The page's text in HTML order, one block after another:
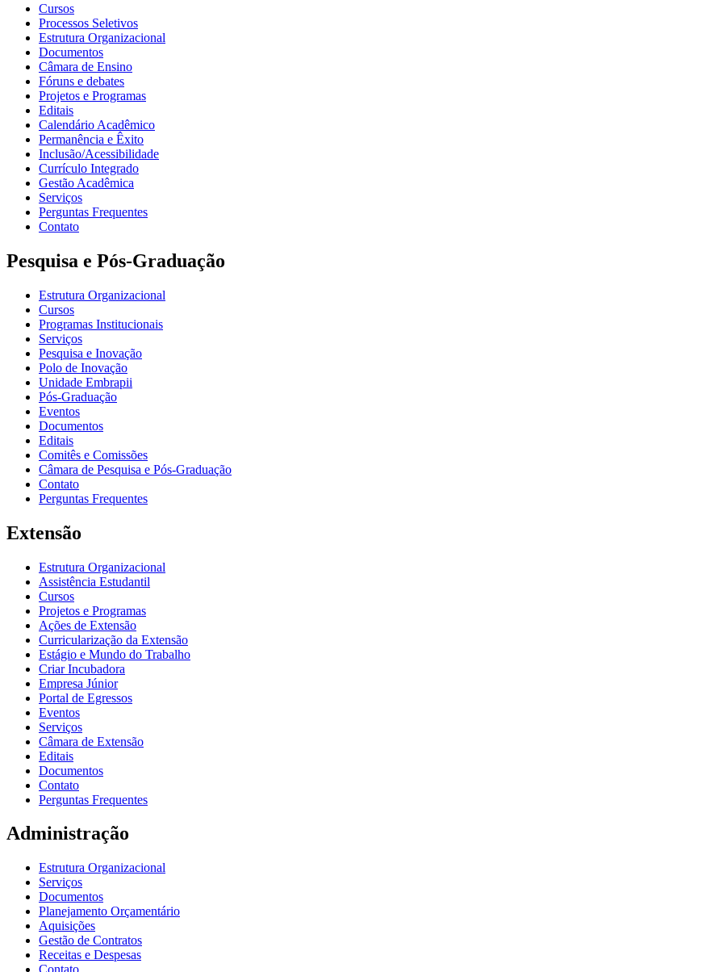
Cursos
Processos Seletivos
Estrutura Organizacional
Documentos
Câmara de Ensino
Fóruns e debates
Projetos e Programas
Editais
Calendário Acadêmico
Permanência e Êxito
Inclusão/Acessibilidade
Currículo Integrado
Gestão Acadêmica
Serviços
Perguntas Frequentes
Contato
Pesquisa e Pós-Graduação
Estrutura Organizacional
Cursos
Programas Institucionais
Serviços
Pesquisa e Inovação
Polo de Inovação
Unidade Embrapii
Pós-Graduação
Eventos
Documentos
Editais
Comitês e Comissões
Câmara de Pesquisa e Pós-Graduação
Contato
Perguntas Frequentes
Extensão
Estrutura Organizacional
Assistência Estudantil
Cursos
Projetos e Programas
Ações de Extensão
Curricularização da Extensão
Estágio e Mundo do Trabalho
Criar Incubadora
Empresa Júnior
Portal de Egressos
Eventos
Serviços
Câmara de Extensão
Editais
Documentos
Contato
Perguntas Frequentes
Administração
Estrutura Organizacional
Serviços
Documentos
Planejamento Orçamentário
Aquisições
Gestão de Contratos
Receitas e Despesas